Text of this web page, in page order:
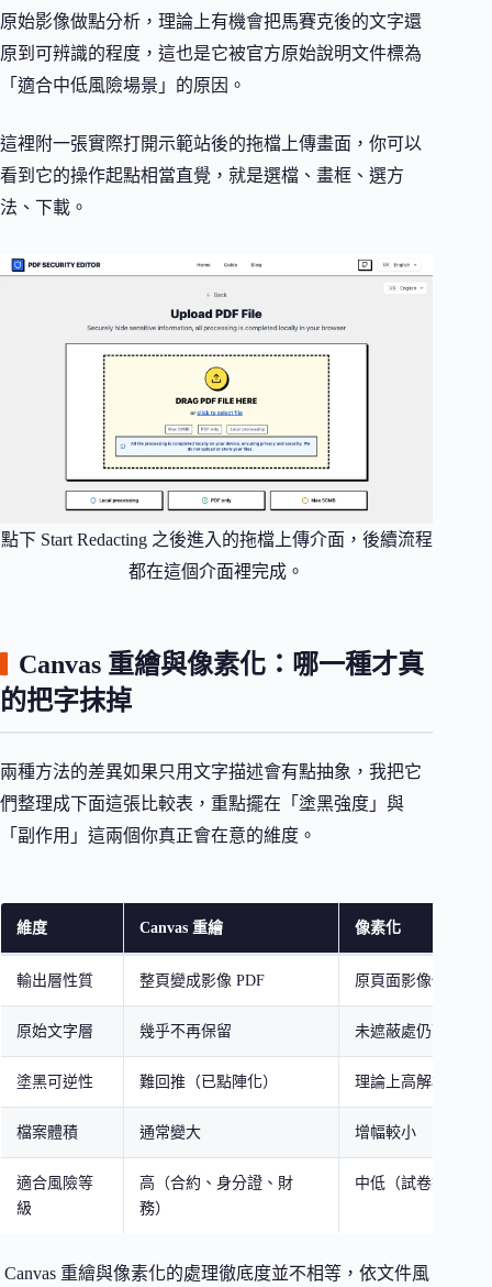
原始影像做點分析，理論上有機會把馬賽克後的文字還
原到可辨識的程度，這也是它被官方原始說明文件標為
「適合中低風險場景」的原因。
這裡附一張實際打開示範站後的拖檔上傳畫面，你可以
看到它的操作起點相當直覺，就是選檔、畫框、選方
法、下載。
點下 Start Redacting 之後進入的拖檔上傳介面，後續流程
都在這個介面裡完成。
Canvas 重繪與像素化：哪一種才真
的把字抹掉
兩種方法的差異如果只用文字描述會有點抽象，我把它
們整理成下面這張比較表，重點擺在「塗黑強度」與
「副作用」這兩個你真正會在意的維度。
維度 Canvas 重繪 像素化
輸出層性質 整頁變成影像 PDF 原頁面影像僅局部
原始文字層 幾乎不再保留 未遮蔽處仍可見但
塗黑可逆性 難回推（已點陣化） 理論上高解析度可
檔案體積 通常變大 增幅較小
適合風險等
級
高（合約、身分證、財
務）
中低（試卷答案、
Canvas 重繪與像素化的處理徹底度並不相等，依文件風